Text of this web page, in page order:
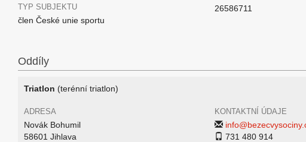
TYP SUBJEKTU
člen České unie sportu
26586711
Oddíly
Triatlon (terénní triatlon)
ADRESA
Novák Bohumil
58601 Jihlava
KONTAKTNÍ ÚDAJE
731 480 914